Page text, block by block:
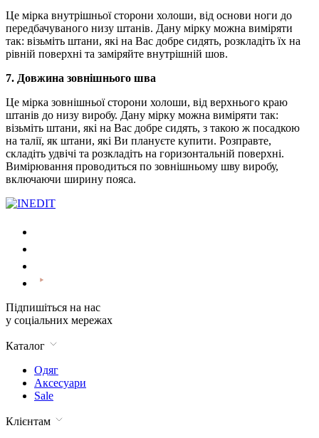
Це мірка внутрішньої сторони холоши, від основи ноги до
передбачуваного низу штанів. Дану мірку можна виміряти
так: візьміть штани, які на Вас добре сидять, розкладіть їх на
рівній поверхні та заміряйте внутрішній шов.
7. Довжина зовнішнього шва
Це мірка зовнішньої сторони холоши, від верхнього краю
штанів до низу виробу. Дану мірку можна виміряти так:
візьміть штани, які на Вас добре сидять, з такою ж посадкою
на талії, як штани, які Ви плануєте купити. Розправте,
складіть удвічі та розкладіть на горизонтальній поверхні.
Вимірювання проводиться по зовнішньому шву виробу,
включаючи ширину пояса.
Підпишіться на нас
у соціальних мережах
Каталог
Одяг
Аксесуари
Sale
Клієнтам